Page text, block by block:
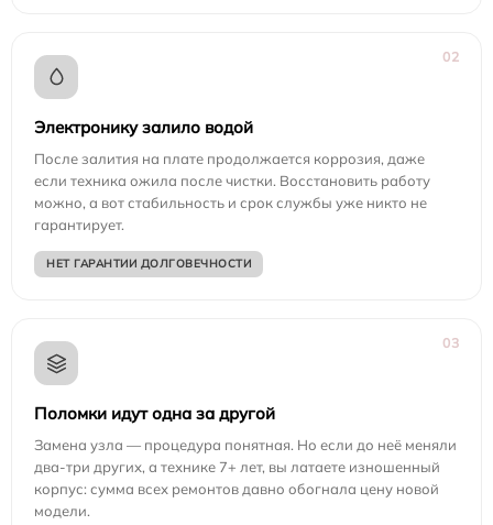
02
Электронику залило водой
После залития на плате продолжается коррозия, даже
если техника ожила после чистки. Восстановить работу
можно, а вот стабильность и срок службы уже никто не
гарантирует.
НЕТ ГАРАНТИИ ДОЛГОВЕЧНОСТИ
03
Поломки идут одна за другой
Замена узла — процедура понятная. Но если до неё меняли
два-три других, а технике 7+ лет, вы латаете изношенный
корпус: сумма всех ремонтов давно обогнала цену новой
модели.